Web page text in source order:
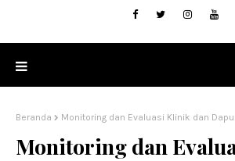
Beranda Monitoring dan Evaluasi Klinik dan
Monitoring dan